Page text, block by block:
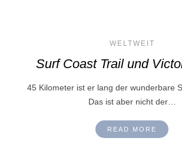
WELTWEIT
Surf Coast Trail und
45 Kilometer ist er lang der wunderbare
Das ist aber nicht der…
READ MORE